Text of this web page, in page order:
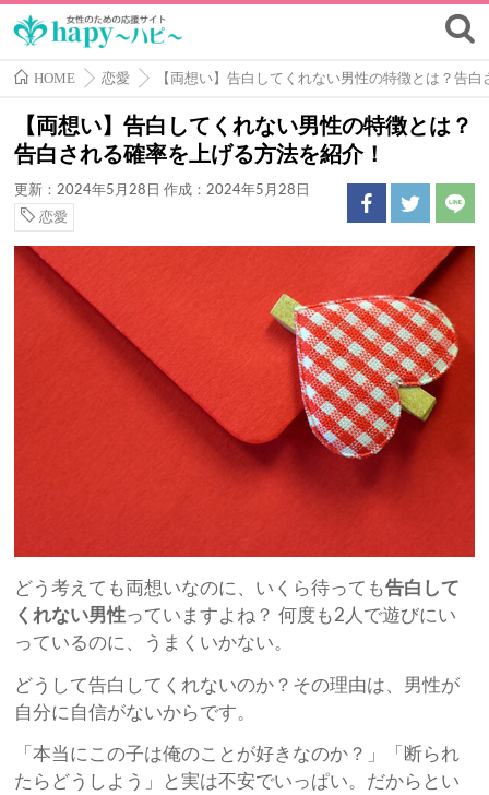
HOME 恋愛 【両想い】告白してくれない男性の特徴とは？告
【両想い】告白してくれない男性の特徴とは？
告白される確率を上げる方法を紹介！
更新：2024年5月28日 作成：2024年5月28日
恋愛
どう考えても両想いなのに、いくら待っても告白して
くれない男性っていますよね？ 何度も2人で遊びにい
っているのに、うまくいかない。
どうして告白してくれないのか？その理由は、男性が
自分に自信がないからです。
「本当にこの子は俺のことが好きなのか？」「断られ
たらどうしよう」と実は不安でいっぱい。だからとい